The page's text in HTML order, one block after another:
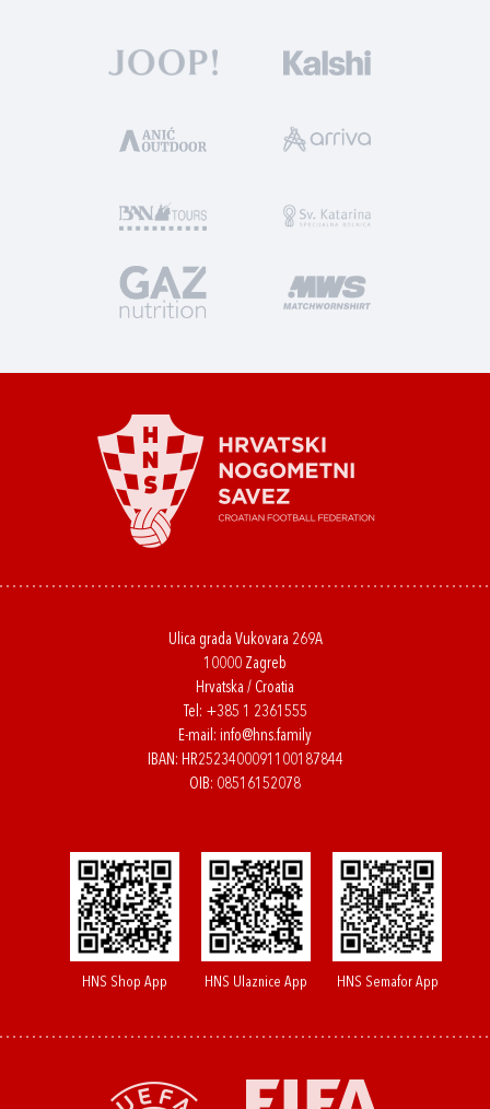
Ulica grada Vukovara 269A
10000 Zagreb
Hrvatska / Croatia
Tel: +385 1 2361555
E-mail: info@hns.family
IBAN: HR2523400091100187844
OIB: 08516152078
HNS Shop App HNS Ulaznice App HNS Semafor App